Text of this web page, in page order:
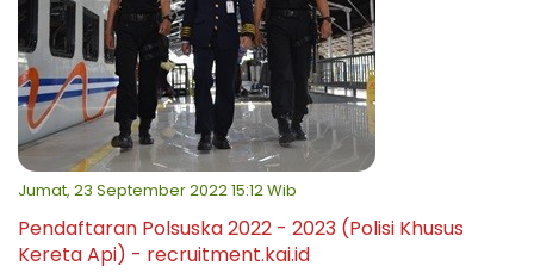
Jumat, 23 September 2022 15:12 Wib
Pendaftaran Polsuska 2022 - 2023 (Polisi Khusus
Kereta Api) - recruitment.kai.id